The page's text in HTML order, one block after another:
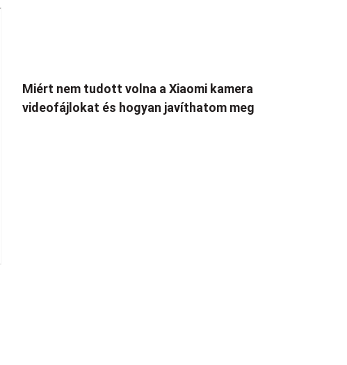
Miért nem tudott volna a Xiaomi kamera
videofájlokat és hogyan javíthatom meg